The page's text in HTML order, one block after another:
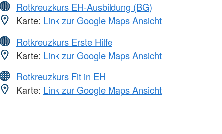
Rotkreuzkurs EH-Ausbildung (BG)
Karte: Link zur Google Maps Ansicht
Rotkreuzkurs Erste Hilfe
Karte: Link zur Google Maps Ansicht
Rotkreuzkurs Fit in EH
Karte: Link zur Google Maps Ansicht